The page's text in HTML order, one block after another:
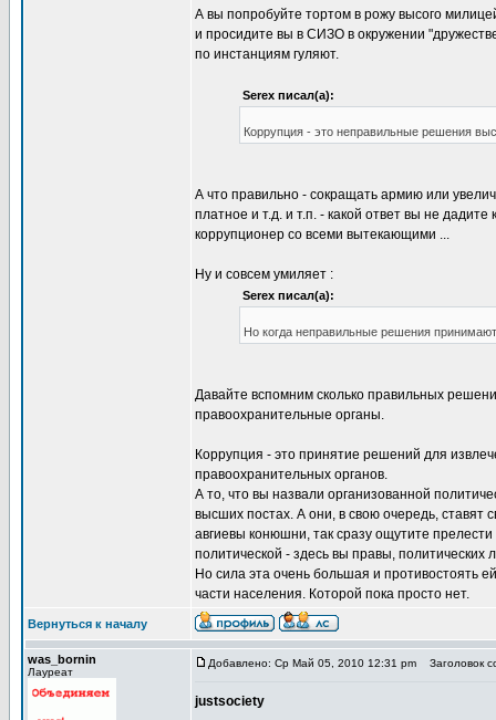
А вы попробуйте тортом в рожу высого
и просидите вы в СИЗО в окружении
по инстанциям гуляют.
Serex писал(а):
Коррупция - это неправильные решения
А что правильно - сокращать армию или
платное и т.д. и т.п. - какой ответ вы не
коррупционер со всеми вытекающими ...
Ну и совсем умиляет :
Serex писал(а):
Но когда неправильные решения
Давайте вспомним сколько правильных
правоохранительные органы.
Коррупция - это принятие решений для
правоохранительных органов.
А то, что вы назвали организованной
высших постах. А они, в свою очередь, ставят
авгиевы конюшни, так сразу ощутите
политической - здесь вы правы, политических
Но сила эта очень большая и противостоять
части населения. Которой пока просто нет.
Вернуться к началу
was_bornin
Лауреат
Добавлено: Ср Май 05, 2010 12:31 pm Заголовок
justsociety